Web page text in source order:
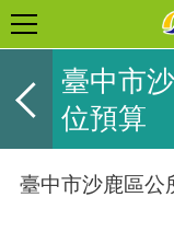
臺中市
位預算
臺中市沙鹿區公